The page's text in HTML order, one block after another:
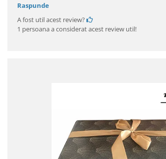
Raspunde
A fost util acest review?
1 persoana a considerat acest review util!